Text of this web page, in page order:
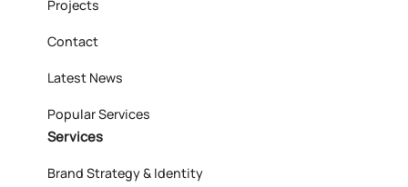
Projects
Contact
Latest News
Popular Services
Services
Brand Strategy & Identity